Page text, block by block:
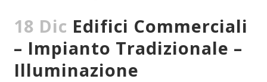
18 Dic Edifici Commerciali
– Impianto Tradizionale –
Illuminazione